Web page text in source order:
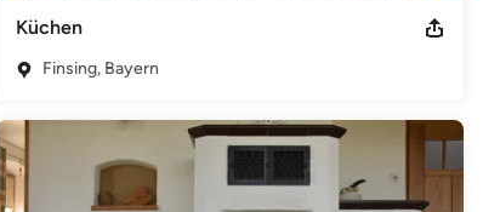
Küchen
Finsing, Bayern